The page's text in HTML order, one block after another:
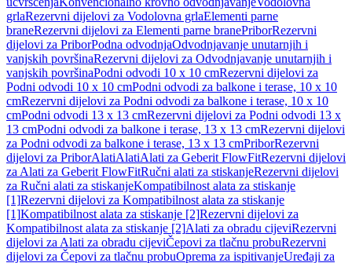
grlaRezervni dijelovi za Vodolovna grlaElementi parne
braneRezervni dijelovi za Elementi parne branePriborRezervni
dijelovi za PriborPodna odvodnjaOdvodnjavanje unutarnjih i
vanjskih površinaRezervni dijelovi za Odvodnjavanje unutarnjih i
vanjskih površinaPodni odvodi 10 x 10 cmRezervni dijelovi za
Podni odvodi 10 x 10 cmPodni odvodi za balkone i terase, 10 x 10
cmRezervni dijelovi za Podni odvodi za balkone i terase, 10 x 10
cmPodni odvodi 13 x 13 cmRezervni dijelovi za Podni odvodi 13 x
13 cmPodni odvodi za balkone i terase, 13 x 13 cmRezervni dijelovi
za Podni odvodi za balkone i terase, 13 x 13 cmPriborRezervni
dijelovi za PriborAlatiAlatiAlati za Geberit FlowFitRezervni dijelovi
za Alati za Geberit FlowFitRučni alati za stiskanjeRezervni dijelovi
za Ručni alati za stiskanjeKompatibilnost alata za stiskanje
[1]Rezervni dijelovi za Kompatibilnost alata za stiskanje
[1]Kompatibilnost alata za stiskanje [2]Rezervni dijelovi za
Kompatibilnost alata za stiskanje [2]Alati za obradu cijeviRezervni
dijelovi za Alati za obradu cijeviČepovi za tlačnu probuRezervni
dijelovi za Čepovi za tlačnu probuOprema za ispitivanjeUređaji za